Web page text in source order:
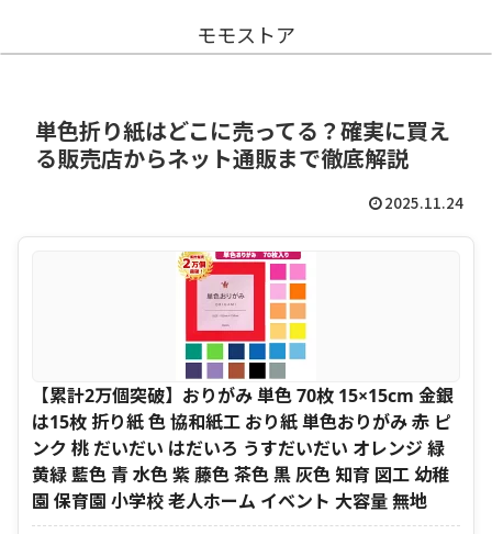
モモストア
単色折り紙はどこに売ってる？確実に買え
る販売店からネット通販まで徹底解説
2025.11.24
【累計2万個突破】おりがみ 単色 70枚 15×15cm 金銀
は15枚 折り紙 色 協和紙工 おり紙 単色おりがみ 赤 ピ
ンク 桃 だいだい はだいろ うすだいだい オレンジ 緑
黄緑 藍色 青 水色 紫 藤色 茶色 黒 灰色 知育 図工 幼稚
園 保育園 小学校 老人ホーム イベント 大容量 無地